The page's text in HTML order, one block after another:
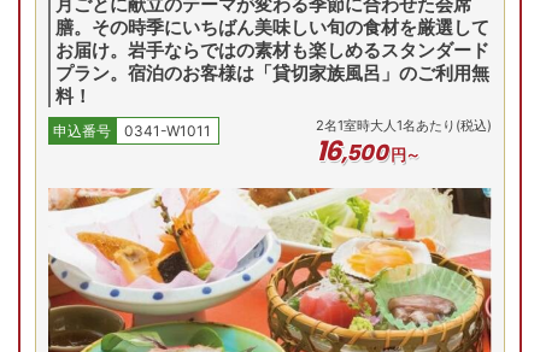
膳。その時季にいちばん美味しい旬の食材を厳選して
お届け。岩手ならではの素材も楽しめるスタンダード
プラン。宿泊のお客様は「貸切家族風呂」のご利用無
料！
申込番号 0341-W1011 2名1室時大人1名あたり(税込)
16,500円～